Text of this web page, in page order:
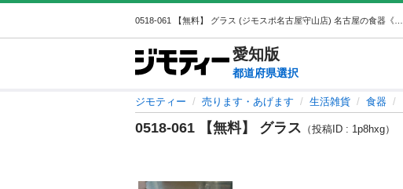
愛知版
都道府県選択
ジモティー 売ります・あげます 生活雑貨 食器
0518-061 【無料】 グラス （投稿ID : 1p8hxg）